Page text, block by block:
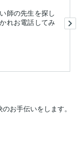
師の先生を探し
れお電話してみ
お手伝いをします。